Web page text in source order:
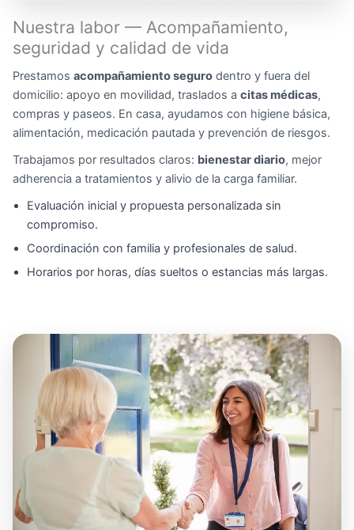
Nuestra labor — Acompañamiento,
seguridad y calidad de vida
Prestamos acompañamiento seguro dentro y fuera del
domicilio: apoyo en movilidad, traslados a citas médicas,
compras y paseos. En casa, ayudamos con higiene básica,
alimentación, medicación pautada y prevención de riesgos.
Trabajamos por resultados claros: bienestar diario, mejor
adherencia a tratamientos y alivio de la carga familiar.
Evaluación inicial y propuesta personalizada sin
compromiso.
Coordinación con familia y profesionales de salud.
Horarios por horas, días sueltos o estancias más largas.